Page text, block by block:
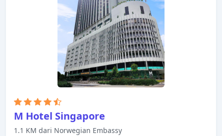
kebugaran, kolam renang luar ruangan. Dengan
layanan handal dan staf profesional, Carlton City
Hotel Singapore memenuhi kebutuhan Anda.
M Hotel Singapore
1.1 KM dari Norwegian Embassy